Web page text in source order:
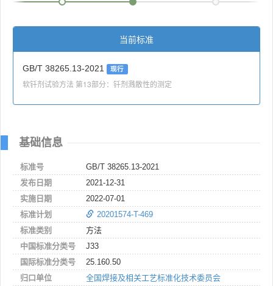
当前标准
GB/T 38265.13-2021 现行
软钎剂试验方法 第13部分：钎剂溅散性的测定
基础信息
标准号
GB/T 38265.13-2021
发布日期
2021-12-31
实施日期
2022-07-01
标准计划
20201574-T-469
标准类别
方法
中国标准分类号
J33
国际标准分类号
25.160.50
归口单位
全国焊接及相关工艺标准化技术委员会